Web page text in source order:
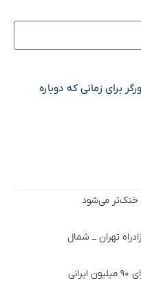
برای زمانی که دوباره
خنک‌تر می‌شود
تهران ــ شمال